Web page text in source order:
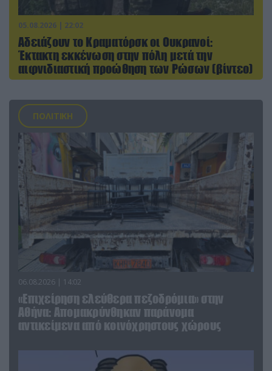
05.08.2026 | 22:02
Αδειάζουν το Κραματόρσκ οι Ουκρανοί:
Έκτακτη εκκένωση στην πόλη μετά την
αιφνιδιαστική προώθηση των Ρώσων (βίντεο)
ΠΟΛΙΤΙΚΗ
06.08.2026 | 14:02
«Επιχείρηση ελεύθερα πεζοδρόμια» στην
Αθήνα: Απομακρύνθηκαν παράνομα
αντικείμενα από κοινόχρηστους χώρους